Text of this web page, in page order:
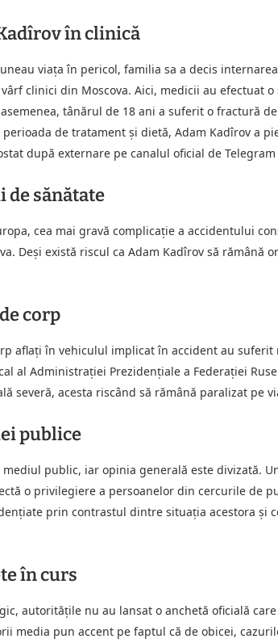
în clinică
viața în pericol, familia sa a decis
clinici din Moscova. Aici, medicii au efectuat
tânărul de 18 ani a suferit o fractură
de tratament și dietă, Adam Kadîrov a
după externare pe canalul oficial de
sănătate
cea mai gravă complicație a accidentului
Deși există riscul ca Adam Kadîrov să rămână
corp
aflați în vehiculul implicat în accident au
al Administrației Prezidențiale a Federației
severă, acesta riscând să rămână paralizat pe
publice
public, iar opinia generală este divizată.
o privilegiere a persoanelor din cercurile de
prin contrastul dintre situația acestora și
în curs
autoritățile nu au lansat o anchetă oficială
media pun accent pe faptul că de obicei,